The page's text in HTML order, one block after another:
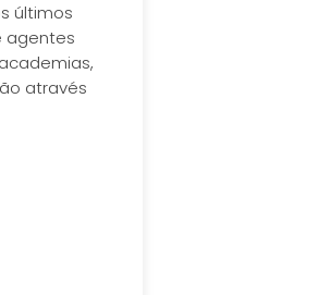
últimos
agentes
através